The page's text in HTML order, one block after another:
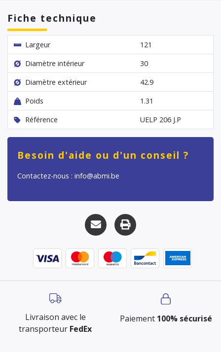
Fiche technique
Largeur
121
Diamètre intérieur
30
Diamètre extérieur
42.9
Poids
1.31
Référence
UELP 206 J.P
Besoin d'aide ou d'un conseil ?
Contactez-nous : info@abmi.be
Livraison avec le
transporteur FedEx
Paiement 100% sécurisé